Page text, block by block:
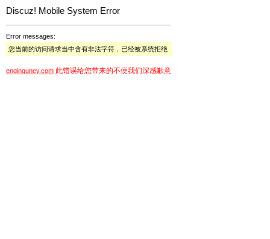
Discuz! Mobile System Error
Error messages:
您当前的访问请求当中含有非法字符，已经被系统拒绝
enginguney.com 此错误给您带来的不便我们深感歉意